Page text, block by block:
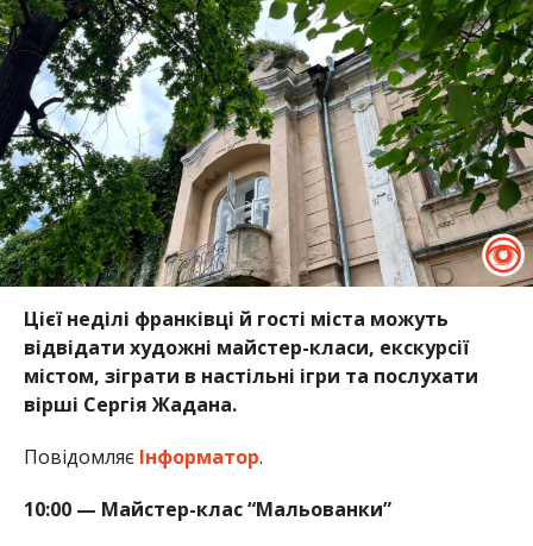
Цієї неділі франківці й гості міста можуть
відвідати художні майстер-класи, екскурсії
містом, зіграти в настільні ігри та послухати
вірші Сергія Жадана.
Повідомляє Інформатор.
10:00 — Майстер-клас “Мальованки”